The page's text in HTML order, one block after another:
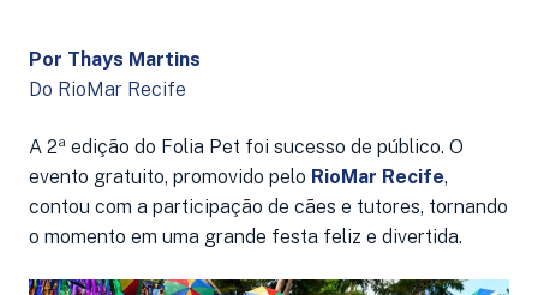
Por Thays Martins
Do RioMar Recife
A 2ª edição do Folia Pet foi sucesso de público. O
evento gratuito, promovido pelo RioMar Recife,
contou com a participação de cães e tutores, tornando
o momento em uma grande festa feliz e divertida.